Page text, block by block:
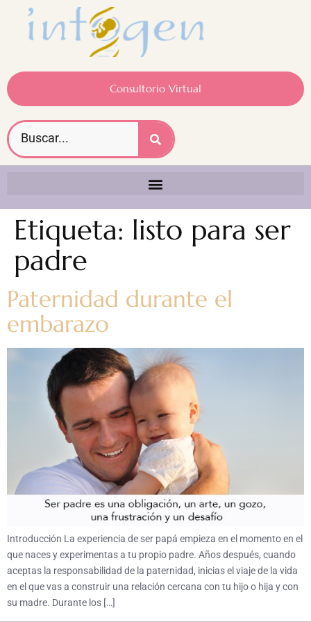
Consultorio Virtual
Etiqueta: listo para ser
padre
Paternidad durante el
embarazo
Introducción La experiencia de ser papá empieza en el momento en el
que naces y experimentas a tu propio padre. Años después, cuando
aceptas la responsabilidad de la paternidad, inicias el viaje de la vida
en el que vas a construir una relación cercana con tu hijo o hija y con
su madre. Durante los […]